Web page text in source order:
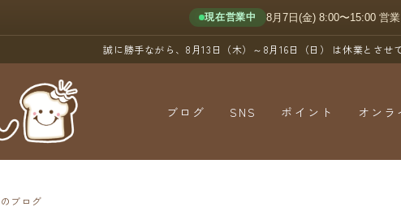
現在営業中 8月7日(金) 8:00〜15:00 営業
誠に勝手ながら、8月13日（木）～8月16日（日） は休業とさせ
ブログ SNS ポイント オン
ブログ